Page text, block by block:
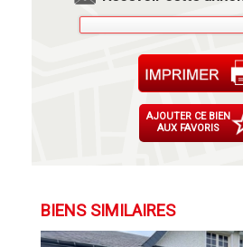
AJOUTER CE BIEN
AUX FAVORIS
BIENS SIMILAIRES